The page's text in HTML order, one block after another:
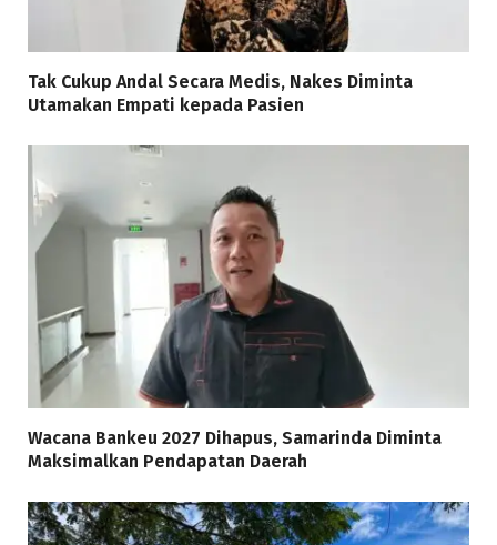
Tak Cukup Andal Secara Medis, Nakes Diminta
Utamakan Empati kepada Pasien
Wacana Bankeu 2027 Dihapus, Samarinda Diminta
Maksimalkan Pendapatan Daerah